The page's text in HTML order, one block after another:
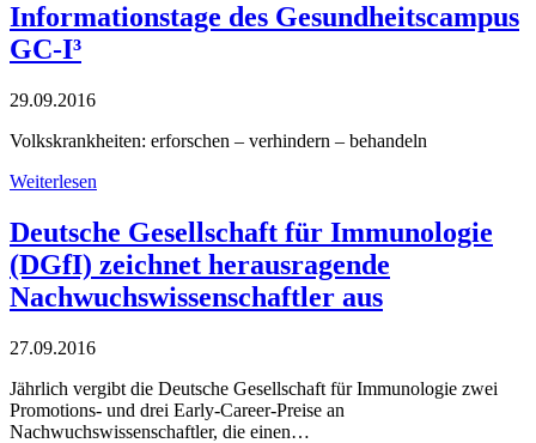
Informationstage des Gesundheitscampus
GC-I³
29.09.2016
Volkskrankheiten: erforschen – verhindern – behandeln
Weiterlesen
Deutsche Gesellschaft für Immunologie
(DGfI) zeichnet herausragende
Nachwuchswissenschaftler aus
27.09.2016
Jährlich vergibt die Deutsche Gesellschaft für Immunologie zwei
Promotions- und drei Early-Career-Preise an
Nachwuchswissenschaftler, die einen…